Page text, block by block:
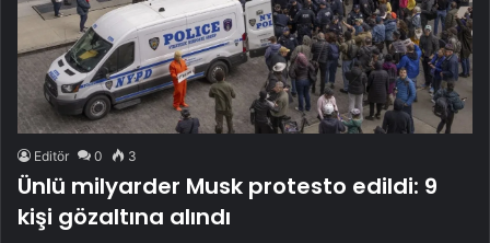
Editör 0 3
Ünlü milyarder Musk protesto edildi: 9
kişi gözaltına alındı